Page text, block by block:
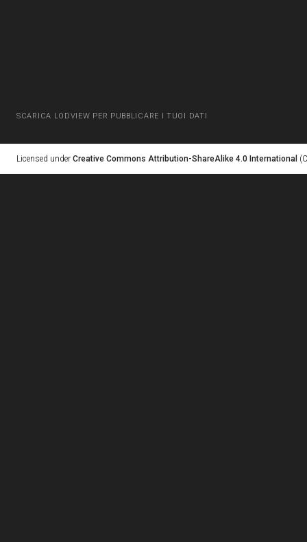
SCARICA LODVIEW PER PUBBLICARE I TUOI DATI
Licensed under Creative Commons Attribution-ShareAlike 4.0 International